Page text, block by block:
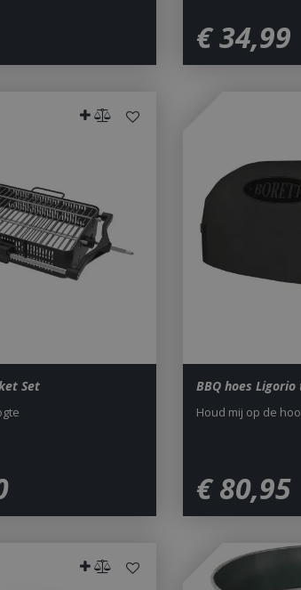
€34,99
Set BBQ hoes
€ 80,95
Houd mij op de
kan niet goed worden gebruikt zonder de strikt noodzakelijke
Domein
voor de
This cookie
Universal
to Google's
service. This
number as a
visitor,
analytics
after 2 years,
update a
1 maand 2
Deze cookie
Script.com-
van
toestemming
privacykeuzes
op te slaan.
toestemming
zodat hun
in toekomstige